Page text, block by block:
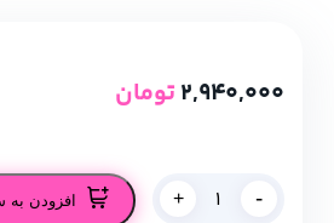
2,940,000تومان
-
+ افزودن به